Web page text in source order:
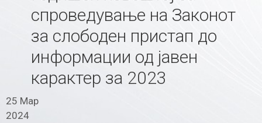
спроведување на Законот
за слободен пристап до
информации од јавен
карактер за 2023
25 Мар
2024